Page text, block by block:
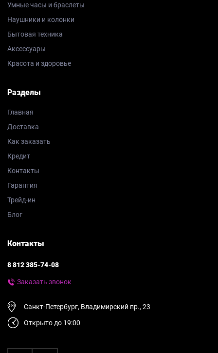
Умные часы и браслеты
Наушники и колонки
Бытовая техника
Аксессуары
Красота и здоровье
Разделы
Главная
Доставка
Как заказать
Кредит
Контакты
Гарантия
Трейд-ин
Блог
Контакты
8 812 385-74-08
Заказать звонок
Санкт-Петербург, Владимирский пр., 23
Открыто до 19:00